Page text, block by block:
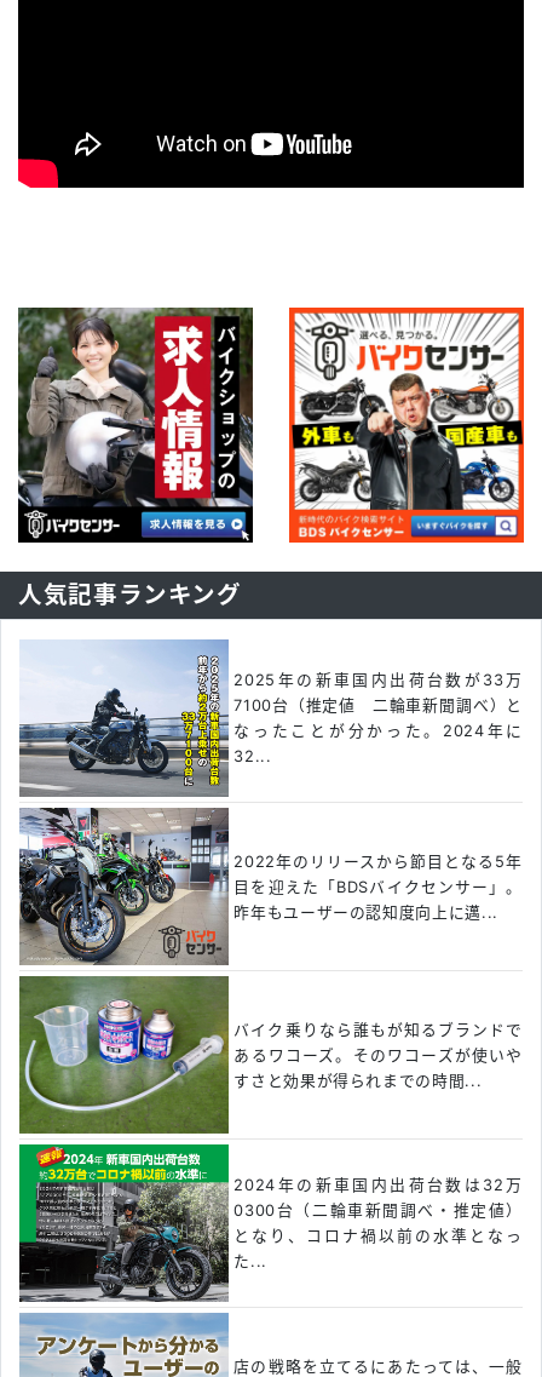
人気記事ランキング
2025年の新車国内出荷台数が33万
7100台（推定値 二輪車新聞調べ）と
なったことが分かった。2024年に
32...
2022年のリリースから節目となる5年
目を迎えた「BDSバイクセンサー」。
昨年もユーザーの認知度向上に邁...
バイク乗りなら誰もが知るブランドで
あるワコーズ。そのワコーズが使いや
すさと効果が得られまでの時間...
2024年の新車国内出荷台数は32万
0300台（二輪車新聞調べ・推定値）
となり、コロナ禍以前の水準となっ
た...
店の戦略を立てるにあたっては、一般